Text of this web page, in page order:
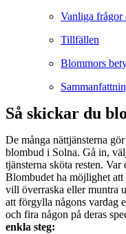
Vanliga frågor
Tillfällen
Blommors
Så skickar du
De många nättjänsterna
blombud i Solna. Gå in,
tjänsterna sköta resten.
Blombudet ha möjlighet att
vill överraska eller muntra
att förgylla någons vardag
och fira någon på deras
enkla steg: